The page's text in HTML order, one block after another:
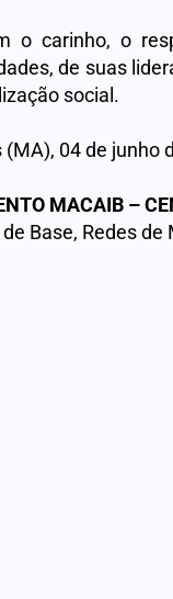
o carinho, o
de suas
social.
(MA), 04 de junho
MACAIB –
Base, Redes